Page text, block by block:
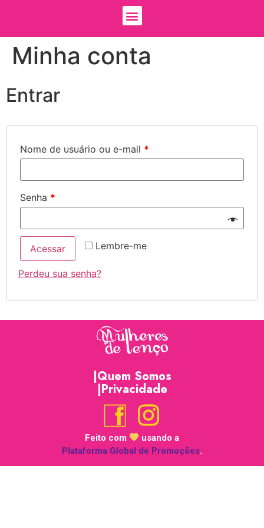
Minha conta
Entrar
Nome de usuário ou e-mail *
Senha *
Lembre-me
Acessar
Perdeu sua senha?
|Quem Somos
|Privacidade
Feito com
usando a
Plataforma Global de Promoções.